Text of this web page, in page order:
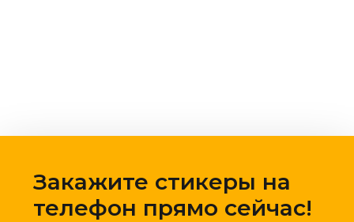
Закажите стикеры на
телефон прямо сейчас!